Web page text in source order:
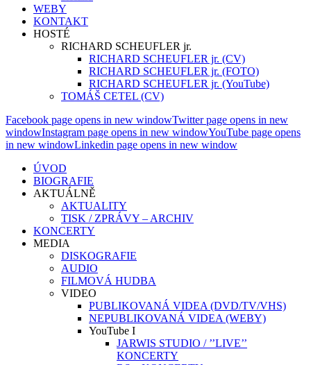
WEBY
KONTAKT
HOSTÉ
RICHARD SCHEUFLER jr.
RICHARD SCHEUFLER jr. (CV)
RICHARD SCHEUFLER jr. (FOTO)
RICHARD SCHEUFLER jr. (YouTube)
TOMÁŠ CETEL (CV)
Facebook page opens in new windowTwitter page opens in new
windowInstagram page opens in new windowYouTube page opens
in new windowLinkedin page opens in new window
ÚVOD
BIOGRAFIE
AKTUÁLNĚ
AKTUALITY
TISK / ZPRÁVY – ARCHIV
KONCERTY
MEDIA
DISKOGRAFIE
AUDIO
FILMOVÁ HUDBA
VIDEO
PUBLIKOVANÁ VIDEA (DVD/TV/VHS)
NEPUBLIKOVANÁ VIDEA (WEBY)
YouTube I
JARWIS STUDIO / ’’LIVE’’
KONCERTY